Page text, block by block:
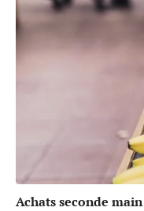
Achats seconde